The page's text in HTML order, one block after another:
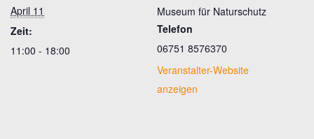
April 11
Zeit:
11:00 - 18:00
Museum für Naturschutz
Telefon
06751 8576370
Veranstalter-Website
anzeigen